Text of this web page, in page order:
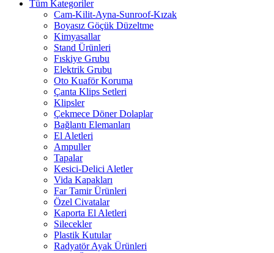
Tüm Kategoriler
Cam-Kilit-Ayna-Sunroof-Kızak
Boyasız Göçük Düzeltme
Kimyasallar
Stand Ürünleri
Fıskiye Grubu
Elektrik Grubu
Oto Kuaför Koruma
Çanta Klips Setleri
Klipsler
Çekmece Döner Dolaplar
Bağlantı Elemanları
El Aletleri
Ampuller
Tapalar
Kesici-Delici Aletler
Vida Kapakları
Far Tamir Ürünleri
Özel Civatalar
Kaporta El Aletleri
Silecekler
Plastik Kutular
Radyatör Ayak Ürünleri